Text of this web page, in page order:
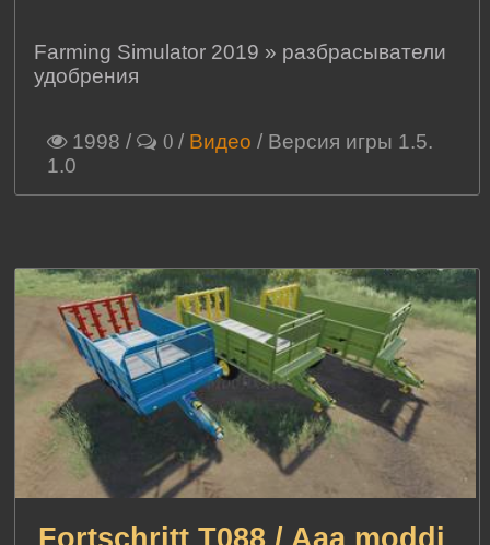
Farming Simulator 2019 » разбрасыватели
удобрения
1998 / 0 / Видео / Версия игры 1.5.
1.0
Fortschritt T088 / Aaa moddi